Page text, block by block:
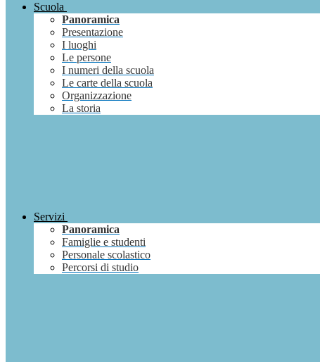
Scuola
Panoramica
Presentazione
I luoghi
Le persone
I numeri della scuola
Le carte della scuola
Organizzazione
La storia
Servizi
Panoramica
Famiglie e studenti
Personale scolastico
Percorsi di studio